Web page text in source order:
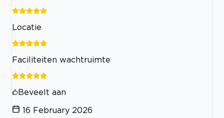
Locatie
Faciliteiten wachtruimte
Beveelt aan
16 February 2026